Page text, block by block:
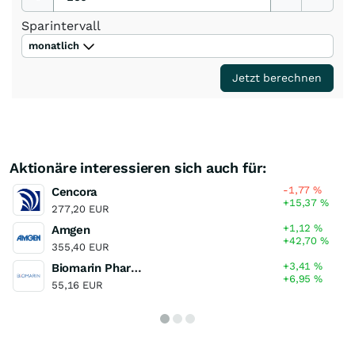
Sparintervall
monatlich
Jetzt berechnen
Aktionäre interessieren sich auch für:
Cencora
277,20 EUR
-1,77%
+15,37%
Amgen
355,40 EUR
+1,12%
+42,70%
Biomarin Pharmaceutical
55,16 EUR
+3,41%
+6,95%